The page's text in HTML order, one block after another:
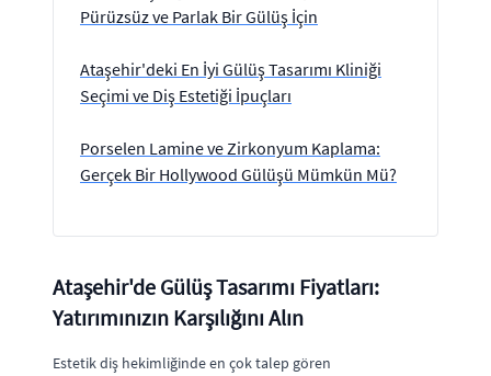
Pürüzsüz ve Parlak Bir Gülüş İçin
Ataşehir'deki En İyi Gülüş Tasarımı Kliniği
Seçimi ve Diş Estetiği İpuçları
Porselen Lamine ve Zirkonyum Kaplama:
Gerçek Bir Hollywood Gülüşü Mümkün Mü?
Ataşehir'de Gülüş Tasarımı Fiyatları:
Yatırımınızın Karşılığını Alın
Estetik diş hekimliğinde en çok talep gören